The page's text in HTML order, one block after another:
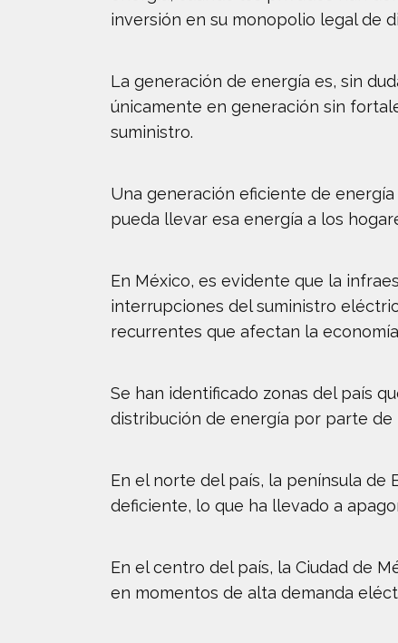
inversión en su monopolio legal de
La generación de energía es, sin
únicamente en generación sin
suministro.
Una generación eficiente de
pueda llevar esa energía a los
En México, es evidente que la
interrupciones del suministro
recurrentes que afectan la
Se han identificado zonas del país
distribución de energía por parte de
En el norte del país, la península de
deficiente, lo que ha llevado a
En el centro del país, la Ciudad de
en momentos de alta demanda